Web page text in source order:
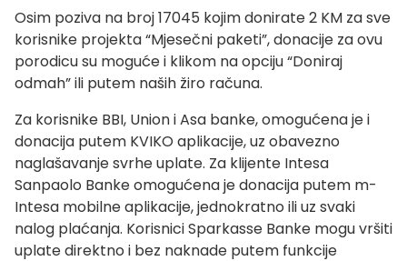
Osim poziva na broj 17045 kojim donirate 2 KM za sve
korisnike projekta “Mjesečni paketi”, donacije za ovu
porodicu su moguće i klikom na opciju “Doniraj
odmah” ili putem naših žiro računa.
Za korisnike BBI, Union i Asa banke, omogućena je i
donacija putem KVIKO aplikacije, uz obavezno
naglašavanje svrhe uplate. Za klijente Intesa
Sanpaolo Banke omogućena je donacija putem m-
Intesa mobilne aplikacije, jednokratno ili uz svaki
nalog plaćanja. Korisnici Sparkasse Banke mogu vršiti
uplate direktno i bez naknade putem funkcije